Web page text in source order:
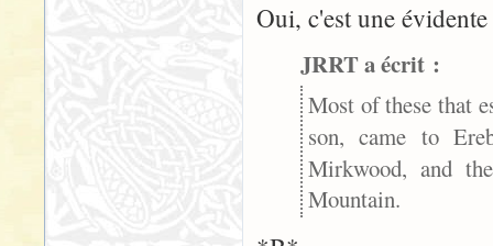
Oui, c'est une
JRRT a écrit :
Most of these that
son, came to
Mirkwood, and
Mountain.